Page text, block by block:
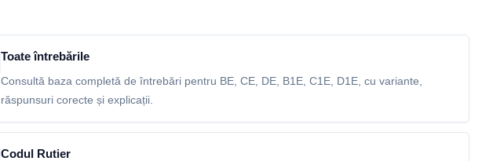
Toate întrebările
Consultă baza completă de întrebări pentru BE, CE, DE, B1E, C1E, D1E, cu variante,
răspunsuri corecte și explicații.
Codul Rutier